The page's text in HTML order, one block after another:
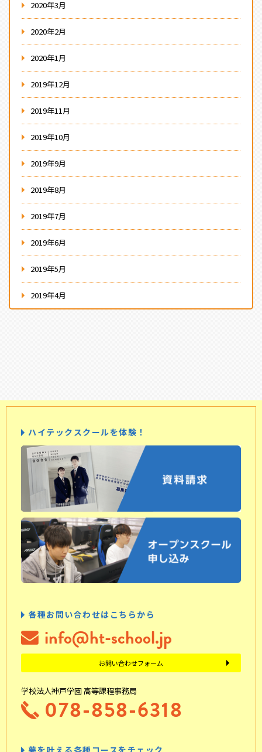
2020年3月
2020年2月
2020年1月
2019年12月
2019年11月
2019年10月
2019年9月
2019年8月
2019年7月
2019年6月
2019年5月
2019年4月
ハイテックスクールを体験！
各種お問い合わせはこちらから
info@ht-school.jp
お問い合わせフォーム
学校法人神戸学園 高等課程事務局
078-858-6318